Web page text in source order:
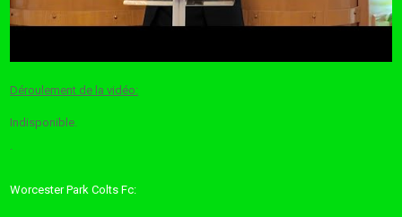
Déroulement de la vidéo:
Indisponible.
.
Worcester Park Colts Fc: